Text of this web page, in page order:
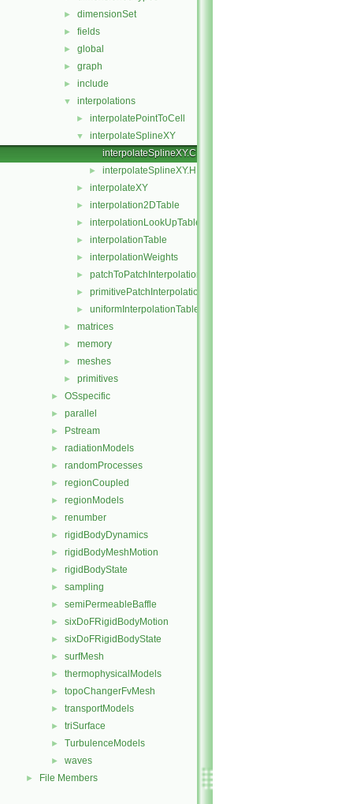
► dimensionSet
► fields
► global
► graph
► include
▼ interpolations
► interpolatePointToCell
▼
interpolateSplineXY
interpolateSplineXY.C
► interpolateSplineXY.H
► interpolateXY
► interpolation2DTable
► interpolationLookUpTable
► interpolationTable
► interpolationWeights
► patchToPatchInterpolation
► primitivePatchInterpolation
► uniformInterpolationTable
► matrices
► memory
► meshes
► primitives
► OSspecific
► parallel
► Pstream
► radiationModels
► randomProcesses
► regionCoupled
► regionModels
► renumber
► rigidBodyDynamics
► rigidBodyMeshMotion
► rigidBodyState
► sampling
► semiPermeableBaffle
► sixDoFRigidBodyMotion
► sixDoFRigidBodyState
► surfMesh
► thermophysicalModels
► topoChangerFvMesh
► transportModels
► triSurface
► TurbulenceModels
► waves
► File Members